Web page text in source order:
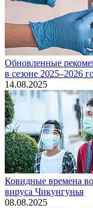
Обновленные
в сезоне 2025–2026
14.08.2025
Ковидные времена
вируса Чикунгунья
08.08.2025